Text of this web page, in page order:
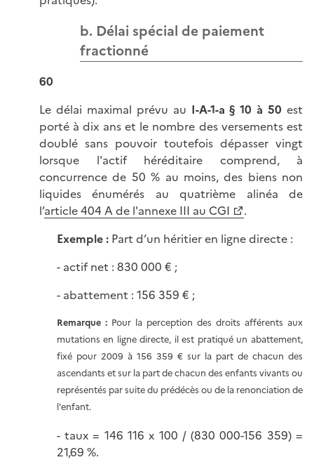
b. Délai spécial de paiement
fractionné
60
Le délai maximal prévu au I-A-1-a § 10 à 50 est
porté à dix ans et le nombre des versements est
doublé sans pouvoir toutefois dépasser vingt
lorsque l'actif héréditaire comprend, à
concurrence de 50 % au moins, des biens non
liquides énumérés au quatrième alinéa de
l’article 404 A de l'annexe III au CGI
.
Exemple :Part d’un héritier en ligne directe :
- actif net : 830 000 € ;
- abattement : 156 359 € ;
Remarque : Pour la perception des droits afférents aux
mutations en ligne directe, il est pratiqué un abattement,
fixé pour 2009 à 156 359 € sur la part de chacun des
ascendants et sur la part de chacun des enfants vivants ou
représentés par suite du prédécès ou de la renonciation de
l'enfant.
- taux = 146 116 x 100 / (830 000-156 359) =
21,69 %.